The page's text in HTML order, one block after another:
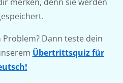
Dann teste dein
Übertrittsquiz für